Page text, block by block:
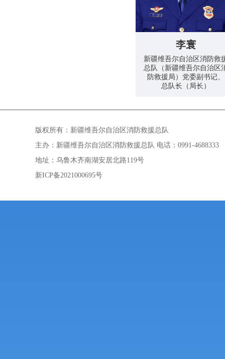
李寰
新疆维吾尔自治区消防救
总队（新疆维吾尔自治区
防救援局）党委副书记、
总队长（局长）
版权所有：新疆维吾尔自治区消防救援总队
主办：新疆维吾尔自治区消防救援总队 电话：0991-4688333
地址：乌鲁木齐南湖安居北路119号
新ICP备2021000695号